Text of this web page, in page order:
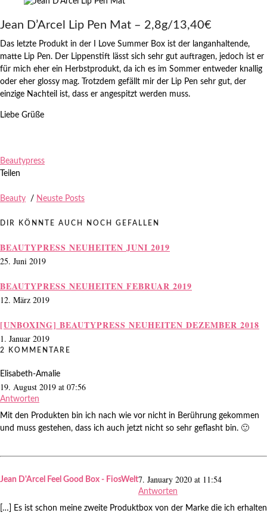
Jean D’Arcel Lip Pen Mat – 2,8g/13,40€
Das letzte Produkt in der I Love Summer Box ist der langanhaltende,
matte Lip Pen. Der Lippenstift lässt sich sehr gut auftragen, jedoch ist er
für mich eher ein Herbstprodukt, da ich es im Sommer entweder knallig
oder eher glossy mag. Trotzdem gefällt mir der Lip Pen sehr gut, der
einzige Nachteil ist, dass er angespitzt werden muss.
Liebe Grüße
Beautypress
Teilen
Beauty / Neuste Posts
DIR KÖNNTE AUCH NOCH GEFALLEN
BEAUTYPRESS NEUHEITEN JUNI 2019
25. Juni 2019
BEAUTYPRESS NEUHEITEN FEBRUAR 2019
12. März 2019
[UNBOXING] BEAUTYPRESS NEUHEITEN DEZEMBER 2018
1. Januar 2019
2 KOMMENTARE
Elisabeth-Amalie
19. August 2019 at 07:56
Antworten
Mit den Produkten bin ich nach wie vor nicht in Berührung gekommen
und muss gestehen, dass ich auch jetzt nicht so sehr geflasht bin. 🙂
Jean D'Arcel Feel Good Box - FiosWelt7. January 2020 at 11:54
Antworten
[…] Es ist schon meine zweite Produktbox von der Marke die ich erhalten